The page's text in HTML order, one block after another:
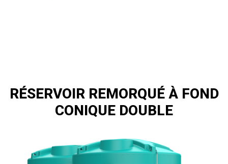
RÉSERVOIR REMORQUÉ À FOND
CONIQUE DOUBLE